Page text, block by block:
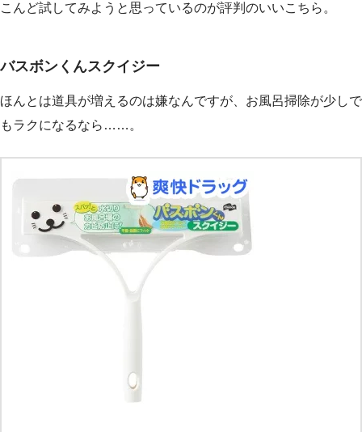
こんど試してみようと思っているのが評判のいいこちら。
バスボンくんスクイジー
ほんとは道具が増えるのは嫌なんですが、お風呂掃除が少しで
もラクになるなら……。